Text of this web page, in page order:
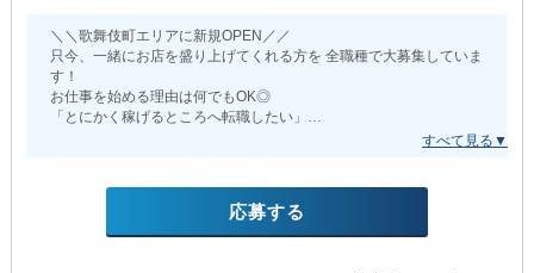
『週2～3日勤務OK』で
本業との掛け持ちにもオススメ◎
ここまでご紹介したもの以外にも…
『週休2日制度あり』『日払い可』『交通費支給』など
学歴や年齢は不問です。
やる気と責任感のある方大歓迎！
↓求める人物像↓
※黒服経験がある（経験年数不問）
髪型や髪色は自由で、タトゥーもOK◎
＼＼歌舞伎町エリアに新規OPEN／／
只今、一緒にお店を盛り上げてくれる方を 全職種で大募集していま
す！
お仕事を始める理由は何でもOK◎
「とにかく稼げるところへ転職したい」
など、どんな方でも大歓迎です！
また、新しくオープンの店舗は
イチから環境を作っていくため
応募する